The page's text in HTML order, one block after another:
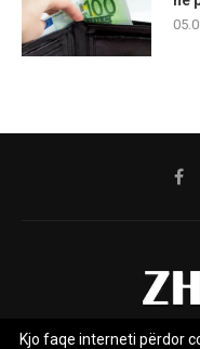
Kjo faqe interneti përdor